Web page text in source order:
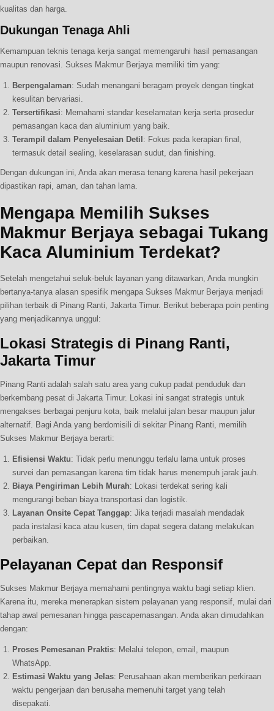
kualitas dan harga.
Dukungan Tenaga Ahli
Kemampuan teknis tenaga kerja sangat memengaruhi hasil pemasangan
maupun renovasi. Sukses Makmur Berjaya memiliki tim yang:
Berpengalaman: Sudah menangani beragam proyek dengan tingkat
kesulitan bervariasi.
Tersertifikasi: Memahami standar keselamatan kerja serta prosedur
pemasangan kaca dan aluminium yang baik.
Terampil dalam Penyelesaian Detil : Fokus pada kerapian final,
termasuk detail sealing, keselarasan sudut, dan finishing.
Dengan dukungan ini, Anda akan merasa tenang karena hasil pekerjaan
dipastikan rapi, aman, dan tahan lama.
Mengapa Memilih Sukses
Makmur Berjaya sebagai Tukang
Kaca Aluminium Terdekat?
Setelah mengetahui seluk-beluk layanan yang ditawarkan, Anda mungkin
bertanya-tanya alasan spesifik mengapa Sukses Makmur Berjaya menjadi
pilihan terbaik di Pinang Ranti, Jakarta Timur. Berikut beberapa poin penting
yang menjadikannya unggul:
Lokasi Strategis di Pinang Ranti,
Jakarta Timur
Pinang Ranti adalah salah satu area yang cukup padat penduduk dan
berkembang pesat di Jakarta Timur. Lokasi ini sangat strategis untuk
mengakses berbagai penjuru kota, baik melalui jalan besar maupun jalur
alternatif. Bagi Anda yang berdomisili di sekitar Pinang Ranti, memilih
Sukses Makmur Berjaya berarti:
Efisiensi Waktu: Tidak perlu menunggu terlalu lama untuk proses
survei dan pemasangan karena tim tidak harus menempuh jarak jauh.
Biaya Pengiriman Lebih Murah: Lokasi terdekat sering kali
mengurangi beban biaya transportasi dan logistik.
Layanan Onsite Cepat Tanggap: Jika terjadi masalah mendadak
pada instalasi kaca atau kusen, tim dapat segera datang melakukan
perbaikan.
Pelayanan Cepat dan Responsif
Sukses Makmur Berjaya memahami pentingnya waktu bagi setiap klien.
Karena itu, mereka menerapkan sistem pelayanan yang responsif, mulai dari
tahap awal pemesanan hingga pascapemasangan. Anda akan dimudahkan
dengan:
Proses Pemesanan Praktis: Melalui telepon, email, maupun
WhatsApp.
Estimasi Waktu yang Jelas: Perusahaan akan memberikan perkiraan
waktu pengerjaan dan berusaha memenuhi target yang telah
disepakati.